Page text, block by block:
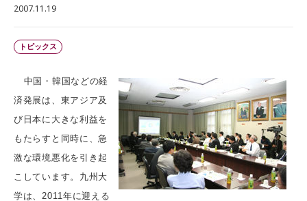
2007.11.19
トピックス
中国・韓国などの経
済発展は、東アジア及
び日本に大きな利益を
もたらすと同時に、急
激な環境悪化を引き起
こしています。九州大
学は、2011年に迎える